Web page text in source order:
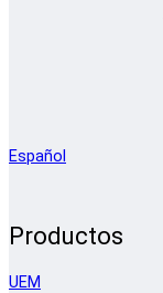
Español
Productos
UEM